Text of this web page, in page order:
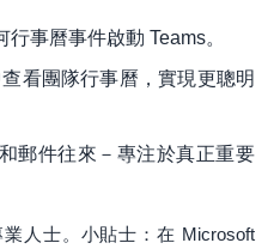
行事曆事件啟動 Teams。
查看團隊行事曆，實現更聰明
郵件往來－專注於真正重要
人士。小貼士：在 Microsoft